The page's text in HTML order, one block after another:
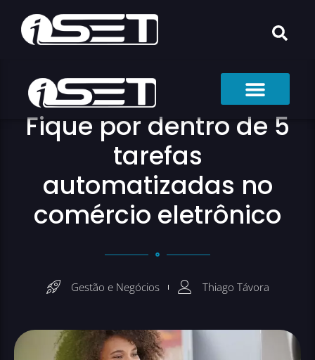
Fique por dentro de 5
tarefas
automatizadas no
comércio eletrônico
Gestão e Negócios Thiago Távora